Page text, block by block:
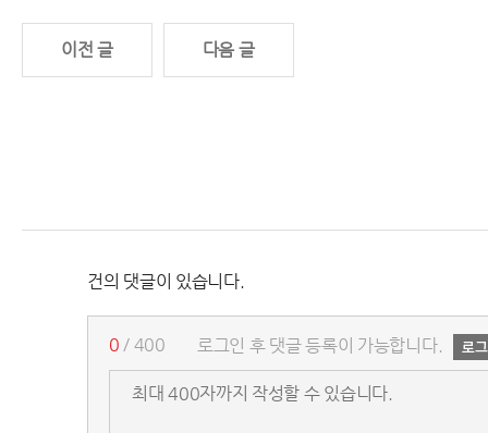
이전 글 다음 글
건의 댓글이 있습니다.
로그인 후 댓글 등록이 가능합니다.
0 / 400